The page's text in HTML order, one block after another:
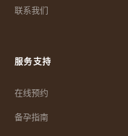
联系我们
服务支持
在线预约
备孕指南